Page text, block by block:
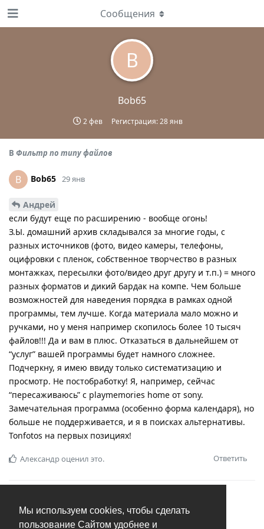
Мы используем cookies, чтобы сделать
пользование Сайтом удобнее и
B
Bob65
2 фев Регистрация:28 янв
Сообщения
В Фильтр по типу файлов
B Bob65 29 янв
Андрей
если будут еще по расширению - вообще огонь!
З.Ы. домашний архив складывался за многие годы, с
разных источников (фото, видео камеры, телефоны,
оцифровки с пленок, собственное творчество в разных
монтажках, пересылки фото/видео друг другу и т.п.) = много
разных форматов и дикий бардак на компе. Чем больше
возможностей для наведения порядка в рамках одной
программы, тем лучше. Когда материала мало можно и
ручками, но у меня например скопилось более 10 тысяч
файлов!!! Да и вам в плюс. Отказаться в дальнейшем от
“услуг” вашей программы будет намного сложнее.
Подчеркну, я имею ввиду только систематизацию и
просмотр. Не постобработку! Я, например, сейчас
“пересаживаюсь” с playmemories home от sony.
Замечательная программа (особенно форма календаря), но
больше не поддерживается, и я в поисках альтернативы.
Tonfotos на первых позициях!
Ответить
Александроценил это.
B Bob65 28 янв